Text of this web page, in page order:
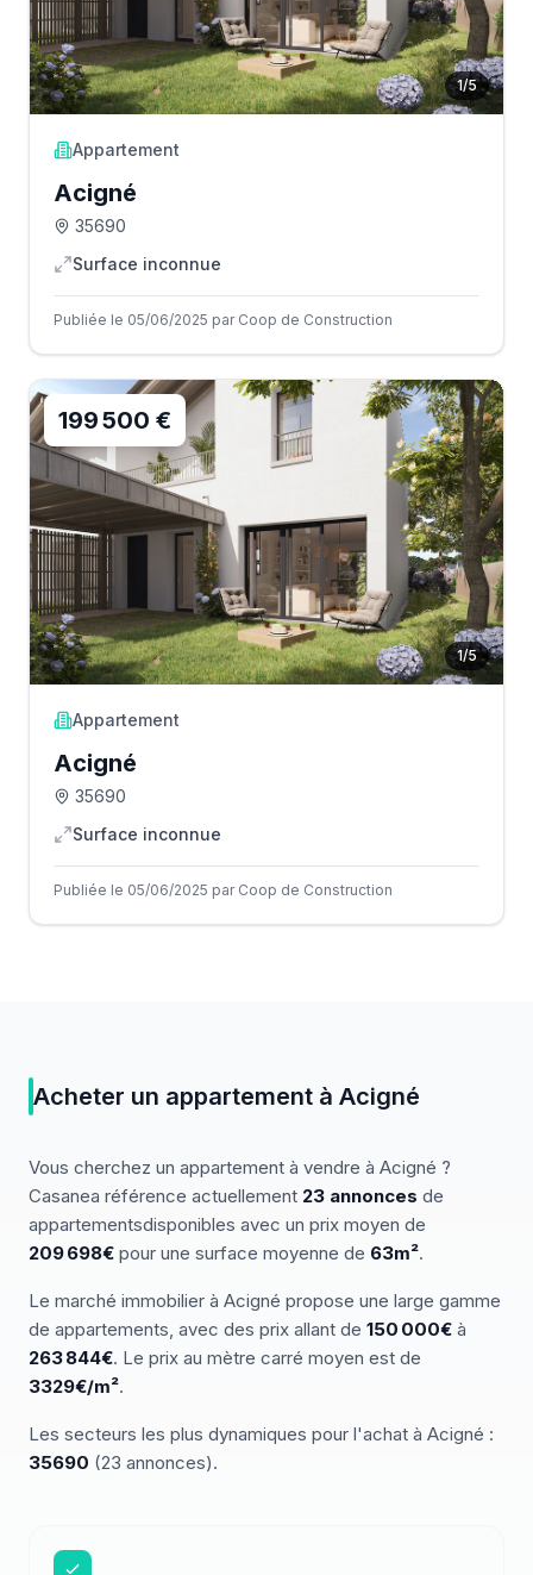
1/5
Appartement
Acigné
35690
Surface inconnue
Publiée le 05/06/2025 par Coop de Construction
1/5
199 500 €
Appartement
Acigné
35690
Surface inconnue
Publiée le 05/06/2025 par Coop de Construction
Acheter un appartement à Acigné
Vous cherchez un appartement à vendre à Acigné ?
Casanea référence actuellement 23 annonces de
appartementsdisponibles avec un prix moyen de
209 698€ pour une surface moyenne de 63m².
Le marché immobilier à Acigné propose une large gamme
de appartements, avec des prix allant de 150 000€ à
263 844€. Le prix au mètre carré moyen est de
3329€/m².
Les secteurs les plus dynamiques pour l'achat à Acigné :
35690 (23 annonces).